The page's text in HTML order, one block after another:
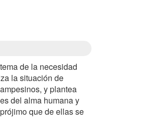
de la necesidad
la situación de
y plantea
del alma humana y
que de ellas se